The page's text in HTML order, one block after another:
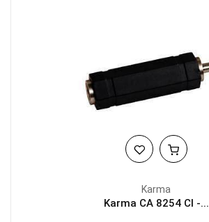
Karma
Karma CA 8254 CI -...